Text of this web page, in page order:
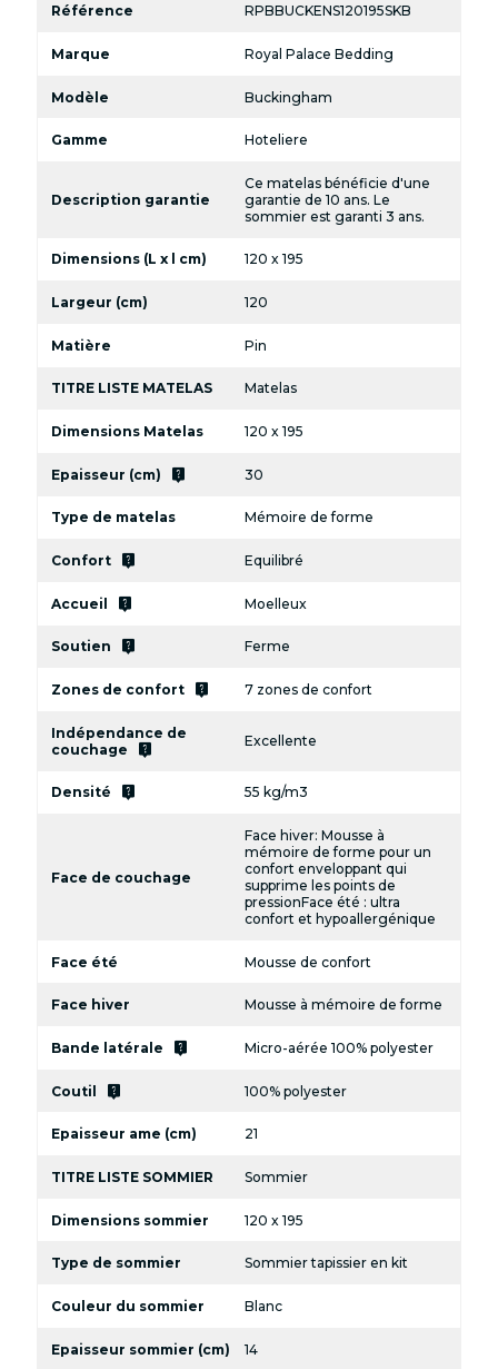
Référence RPBBUCKENS120195SKB
Marque Royal Palace Bedding
Modèle Buckingham
Gamme Hoteliere
Description garantie
Ce matelas bénéficie d'une
garantie de 10 ans. Le
sommier est garanti 3 ans.
Dimensions (L x l cm) 120 x 195
Largeur (cm) 120
Matière Pin
TITRE LISTE MATELAS Matelas
Dimensions Matelas 120 x 195
Epaisseur (cm) live_help 30
Type de matelas Mémoire de forme
Confort live_help Equilibré
Accueil live_help Moelleux
Soutien live_help Ferme
Zones de confort live_help 7 zones de confort
Indépendance de
couchage
live_help Excellente
Densité live_help 55 kg/m3
Face de couchage
Face hiver: Mousse à
mémoire de forme pour un
confort enveloppant qui
supprime les points de
pressionFace été : ultra
confort et hypoallergénique
Face été Mousse de confort
Face hiver Mousse à mémoire de forme
Bande latérale live_help Micro-aérée 100% polyester
Coutil live_help 100% polyester
Epaisseur ame (cm) 21
TITRE LISTE SOMMIER Sommier
Dimensions sommier 120 x 195
Type de sommier Sommier tapissier en kit
Couleur du sommier Blanc
Epaisseur sommier (cm) 14